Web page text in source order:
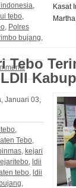
tebo
Polres
bujang
Kasat
Tebo
Januari 03,
Tebo
kejari
ldii
tebo ldii